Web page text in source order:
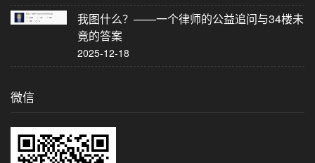
我图什么？——一个律师的公益追问与34楼未
竟的答案
2025-12-18
微信